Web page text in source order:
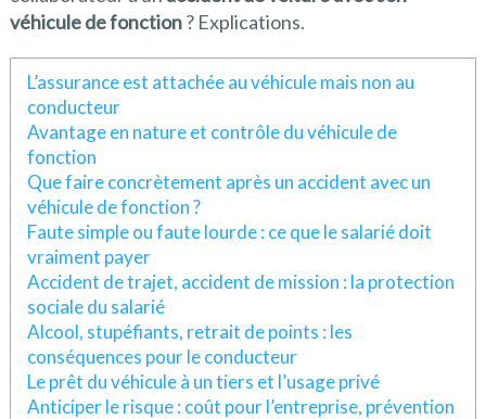
véhicule de fonction? Explications.
L’assurance est attachée au véhicule mais non au
conducteur
Avantage en nature et contrôle du véhicule de
fonction
Que faire concrètement après un accident avec un
véhicule de fonction ?
Faute simple ou faute lourde : ce que le salarié doit
vraiment payer
Accident de trajet, accident de mission : la protection
sociale du salarié
Alcool, stupéfiants, retrait de points : les
conséquences pour le conducteur
Le prêt du véhicule à un tiers et l’usage privé
Anticiper le risque : coût pour l’entreprise, prévention